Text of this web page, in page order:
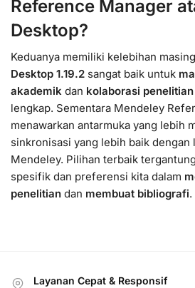
Reference Manager
Desktop?
Keduanya memiliki kelebihan
Desktop 1.19.2 sangat baik untuk
akademik dan kolaborasi penelitian
lengkap. Sementara Mendeley
menawarkan antarmuka yang lebih
sinkronisasi yang lebih baik dengan
Mendeley. Pilihan terbaik
spesifik dan preferensi kita dalam
penelitian dan membuat bibliografi.
Layanan Cepat & Responsif